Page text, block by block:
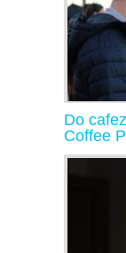
Do
Coffee